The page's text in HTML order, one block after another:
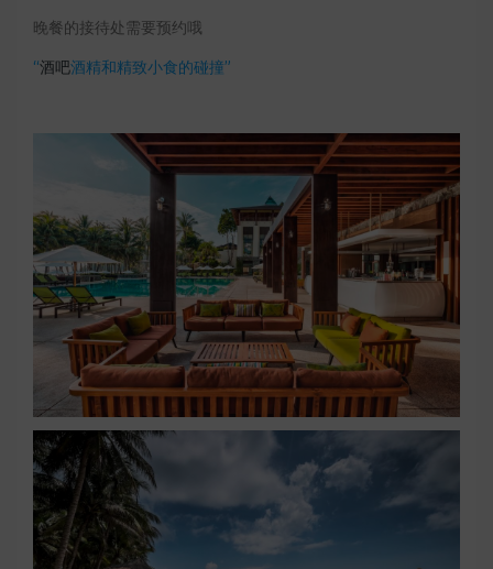
晚餐的接待处需要预约哦
“酒吧酒精和精致小食的碰撞”